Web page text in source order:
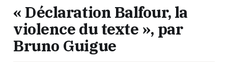
« Déclaration Balfour, la
violence du texte », par
Bruno Guigue